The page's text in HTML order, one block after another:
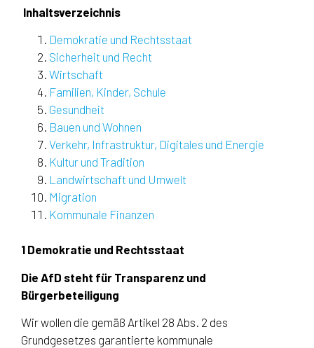
Inhaltsverzeichnis
Demokratie und Rechtsstaat
Sicherheit und Recht
Wirtschaft
Familien, Kinder, Schule
Gesundheit
Bauen und Wohnen
Verkehr, Infrastruktur, Digitales und Energie
Kultur und Tradition
Landwirtschaft und Umwelt
Migration
Kommunale Finanzen
1 Demokratie und Rechtsstaat
Die AfD steht für Transparenz und
Bürgerbeteiligung
Wir wollen die gemäß Artikel 28 Abs. 2 des
Grundgesetzes garantierte kommunale